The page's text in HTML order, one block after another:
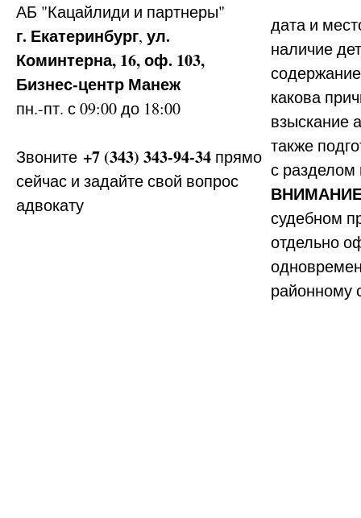
АБ "Кацайлиди и партнеры"
г. Екатеринбург, ул.
Коминтерна, 16, оф. 103,
Бизнес-центр Манеж
пн.-пт. с 09:00 до 18:00
Звоните +7 (343) 343-94-34 прямо
сейчас и задайте свой вопрос
адвокату
дата и
наличие
какова
взыскание
также
с разделом
судебном
отдельно
районному